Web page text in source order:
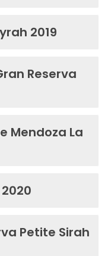
2019
Reserva
Mendoza La
Petite Sirah